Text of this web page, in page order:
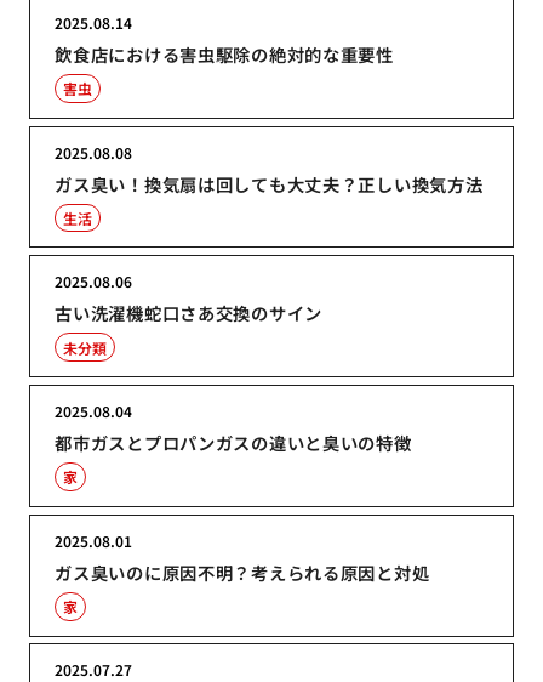
飲食店における害虫駆除の絶対的な重要性
2025.08.14
害虫
ガス臭い！換気扇は回しても大丈夫？正しい換気方法
2025.08.08
生活
古い洗濯機蛇口さあ交換のサイン
2025.08.06
未分類
都市ガスとプロパンガスの違いと臭いの特徴
2025.08.04
家
ガス臭いのに原因不明？考えられる原因と対処
2025.08.01
家
2025.07.27